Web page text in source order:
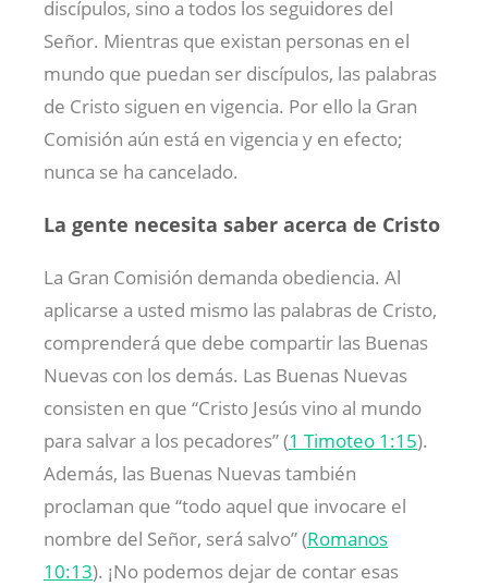
discípulos, sino a todos los seguidores del
Señor. Mientras que existan personas en el
mundo que puedan ser discípulos, las palabras
de Cristo siguen en vigencia. Por ello la Gran
Comisión aún está en vigencia y en efecto;
nunca se ha cancelado.
La gente necesita saber acerca de Cristo
La Gran Comisión demanda obediencia. Al
aplicarse a usted mismo las palabras de Cristo,
comprenderá que debe compartir las Buenas
Nuevas con los demás. Las Buenas Nuevas
consisten en que “Cristo Jesús vino al mundo
para salvar a los pecadores” (1 Timoteo 1:15).
Además, las Buenas Nuevas también
proclaman que “todo aquel que invocare el
nombre del Señor, será salvo” (Romanos
10:13). ¡No podemos dejar de contar esas